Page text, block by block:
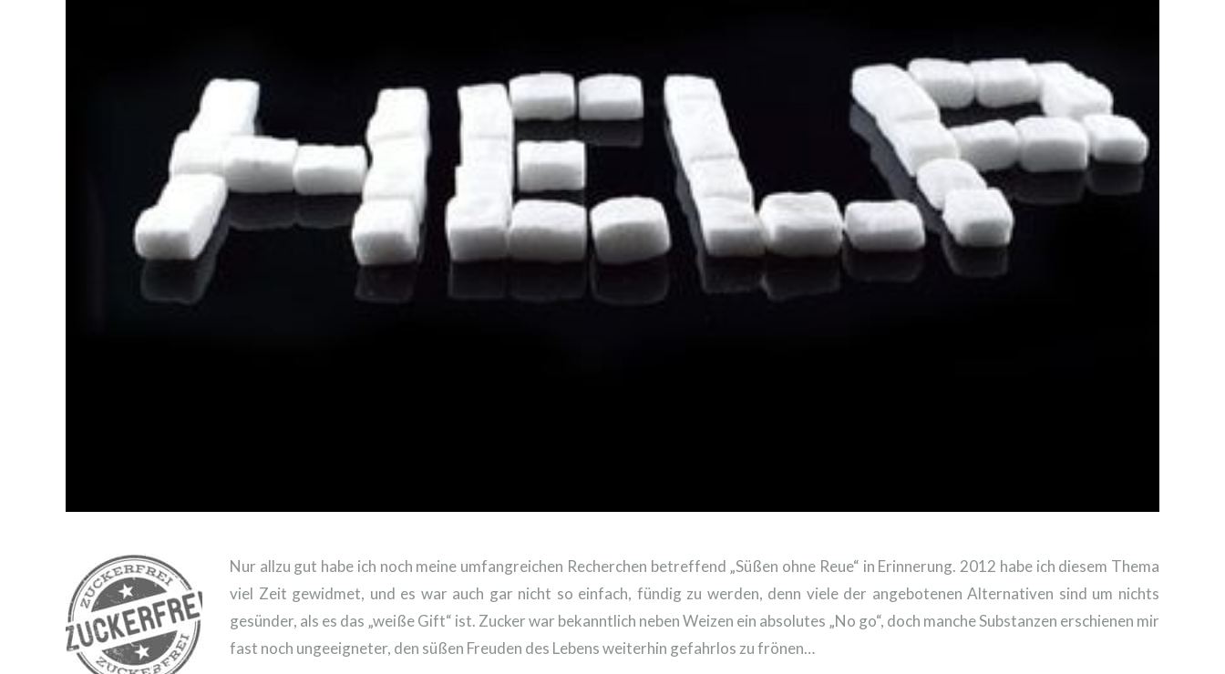
Nur allzu gut habe ich noch meine umfangreichen Recherchen betreffend „Süßen ohne Reue“ in Erinnerung. 2012 habe ich diesem Thema
viel Zeit gewidmet, und es war auch gar nicht so einfach, fündig zu werden, denn viele der angebotenen Alternativen sind um nichts
gesünder, als es das „weiße Gift“ ist. Zucker war bekanntlich neben Weizen ein absolutes „No go“, doch manche Substanzen erschienen mir
fast noch ungeeigneter, den süßen Freuden des Lebens weiterhin gefahrlos zu frönen…